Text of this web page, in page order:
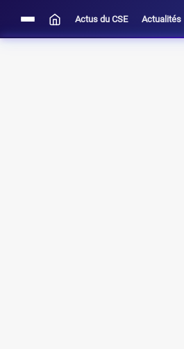
Actus du CSE Actualités